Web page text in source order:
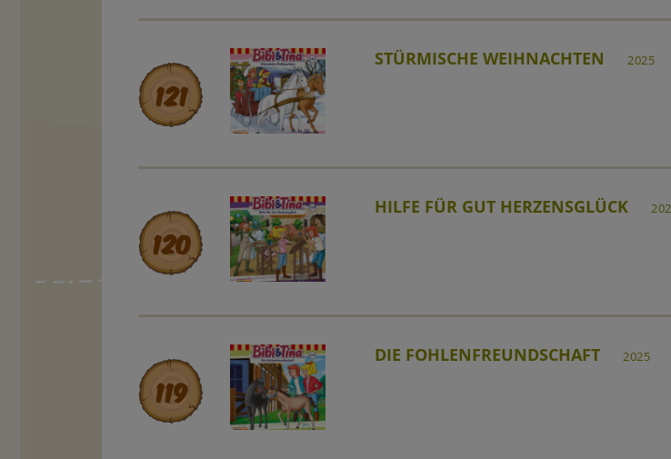
121
STÜRMISCHE WEIHNACHTEN 2025
120
HILFE FÜR GUT HERZENSGLÜCK
119
DIE FOHLENFREUNDSCHAFT 2025